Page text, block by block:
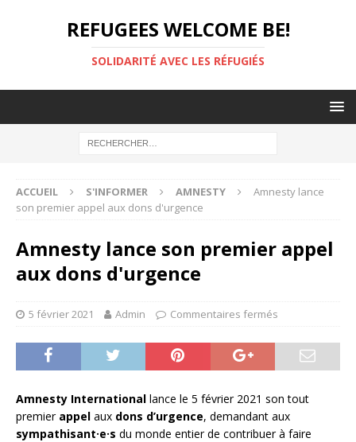
REFUGEES WELCOME BE!
SOLIDARITÉ AVEC LES RÉFUGIÉS
ACCUEIL S'INFORMER AMNESTY
Amnesty lance
son premier appel aux dons d'urgence
Amnesty lance son premier appel
aux dons d'urgence
5 février 2021 Admin Commentaires fermés
Amnesty International lance le 5 février 2021 son tout
premier appel aux dons d’urgence, demandant aux
sympathisant·e·s du monde entier de contribuer à faire